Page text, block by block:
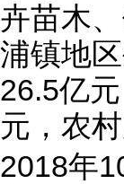
卉苗木
浦镇地
26.5亿
元，农
2018年